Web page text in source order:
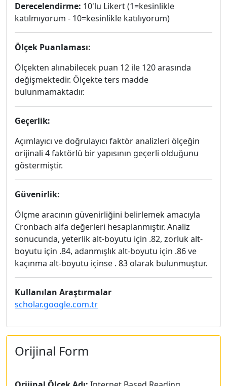
Derecelendirme: 10'lu Likert (1=kesinlikle
katılmıyorum - 10=kesinlikle katılıyorum)
Ölçek Puanlaması:
Ölçekten alınabilecek puan 12 ile 120 arasında
değişmektedir. Ölçekte ters madde
bulunmamaktadır.
Geçerlik:
Açımlayıcı ve doğrulayıcı faktör analizleri ölçeğin
orijinali 4 faktörlü bir yapısının geçerli olduğunu
göstermiştir.
Güvenirlik:
Ölçme aracının güvenirliğini belirlemek amacıyla
Cronbach alfa değerleri hesaplanmıştır. Analiz
sonucunda, yeterlik alt-boyutu için .82, zorluk alt-
boyutu için .84, adanmışlık alt-boyutu için .86 ve
kaçınma alt-boyutu içinse . 83 olarak bulunmuştur.
Kullanılan Araştırmalar
scholar.google.com.tr
Orijinal Form